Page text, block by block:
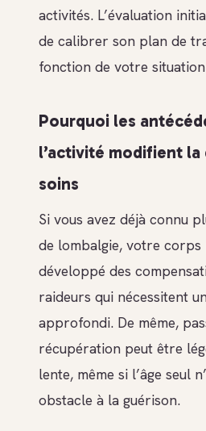
activités. L’évaluation
de calibrer son plan de
fonction de votre
Pourquoi les
l’activité modifient la
soins
Si vous avez déjà connu
de lombalgie, votre corps
développé des
raideurs qui nécessitent
approfondi. De même,
récupération peut être
lente, même si l’âge seul
obstacle à la guérison.